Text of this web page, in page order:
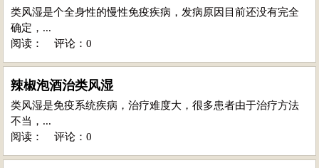
类风湿是个全身性的慢性免疫疾病，发病原因目前还没有完全
确定，...
阅读：
评论：0
辣椒泡酒治类风湿
类风湿是免疫系统疾病，治疗难度大，很多患者由于治疗方法
不当，...
阅读：
评论：0